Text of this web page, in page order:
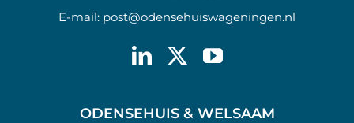
E-mail: post@odensehuiswageningen.nl
ODENSEHUIS & WELSAAM